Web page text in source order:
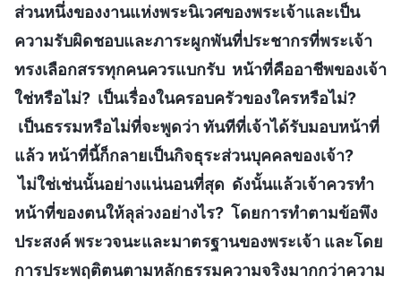
ส่วนหนึ่งของงานแห่งพระนิเวศของพระเจ้าและเป็น
ความรับผิดชอบและภาระผูกพันที่ประชากรที่พระเจ้า
ทรงเลือกสรรทุกคนควรแบกรับ หน้าที่คืออาชีพของเจ้า
ใช่หรือไม่? เป็นเรื่องในครอบครัวของใครหรือไม่?
เป็นธรรมหรือไม่ที่จะพูดว่า ทันทีที่เจ้าได้รับมอบหน้าที่
แล้ว หน้าที่นี้ก็กลายเป็นกิจธุระส่วนบุคคลของเจ้า?
ไม่ใช่เช่นนั้นอย่างแน่นอนที่สุด ดังนั้นแล้วเจ้าควรทำ
หน้าที่ของตนให้ลุล่วงอย่างไร? โดยการทำตามข้อพึง
ประสงค์ พระวจนะและมาตรฐานของพระเจ้า และโดย
การประพฤติตนตามหลักธรรมความจริงมากกว่าความ